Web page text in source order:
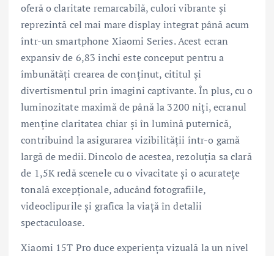
oferă o claritate remarcabilă, culori vibrante și
reprezintă cel mai mare display integrat până acum
într-un smartphone Xiaomi Series. Acest ecran
expansiv de 6,83 inchi este conceput pentru a
îmbunătăți crearea de conținut, cititul și
divertismentul prin imagini captivante. În plus, cu o
luminozitate maximă de până la 3200 niți, ecranul
menține claritatea chiar și în lumină puternică,
contribuind la asigurarea vizibilității într-o gamă
largă de medii. Dincolo de acestea, rezoluția sa clară
de 1,5K redă scenele cu o vivacitate și o acuratețe
tonală excepționale, aducând fotografiile,
videoclipurile și grafica la viață în detalii
spectaculoase.
Xiaomi 15T Pro duce experiența vizuală la un nivel